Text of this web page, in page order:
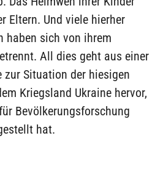
Eltern. Und viele hierher
haben sich von ihrem
All dies geht aus einer
Situation der hiesigen
Kriegsland Ukraine hervor,
Bevölkerungsforschung
hat.